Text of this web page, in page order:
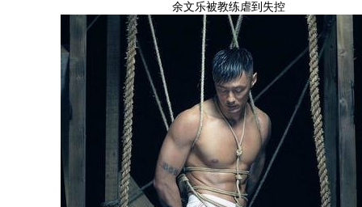
余文乐被教练虐到失控